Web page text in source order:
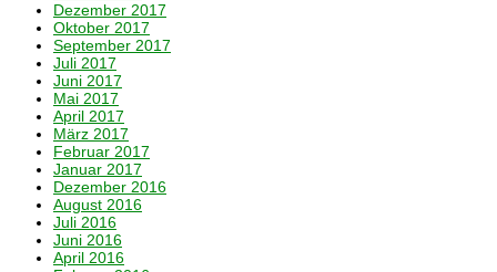
Dezember 2017
Oktober 2017
September 2017
Juli 2017
Juni 2017
Mai 2017
April 2017
März 2017
Februar 2017
Januar 2017
Dezember 2016
August 2016
Juli 2016
Juni 2016
April 2016